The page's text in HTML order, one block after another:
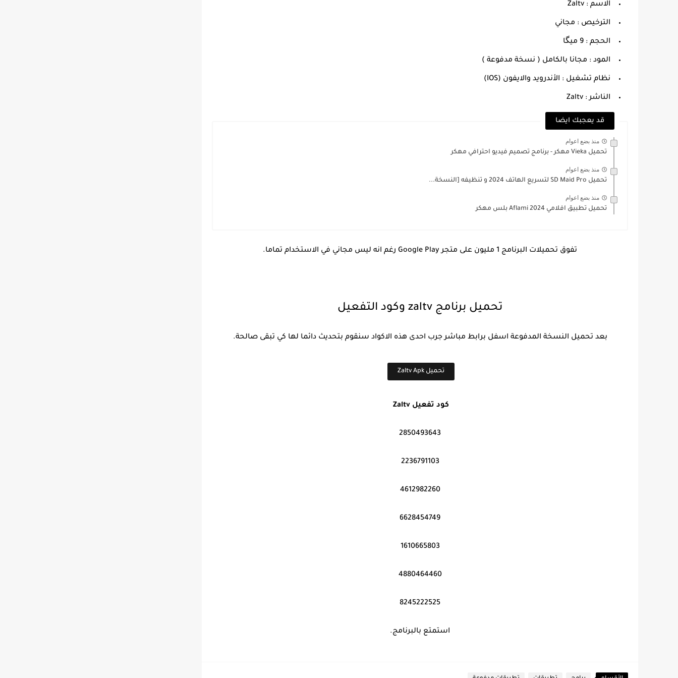
الاسم : Zaltv
الترخيص : مجاني
الحجم : 9 ميگا
المود : مجانا بالكامل ( نسخة مدفوعة )
نظام تشغيل : الأندرويد والايفون (IOS)
الناشر : Zaltv
قد يعجبك ايضا
منذ بضع اعوام
تحميل Vieka مهكر - برنامج تصميم فيديو احترافي مهكر
منذ بضع اعوام
تحميل SD Maid Pro لتسريع الهاتف 2024 و تنظيفه [النسخة...
منذ بضع اعوام
تحميل تطبيق افلامي 2024 Aflami بلس مهكر
تفوق تحميلات البرنامج 1 مليون على متجر Google Play رغم انه ليس مجاني في الاستخدام تماما.
تحميل برنامج zaltv وكود التفعيل
بعد تحميل النسخة المدفوعة اسفل برابط مباشر جرب احدى هذه الاكواد سنقوم بتحديث دائما لها كي تبقى صالحة.
تحميل Zaltv Apk
كود تفعيل Zaltv
2850493643
2236791103
4612982260
6628454749
1610665803
4880464460
8245222525
استمتع بالبرنامج.